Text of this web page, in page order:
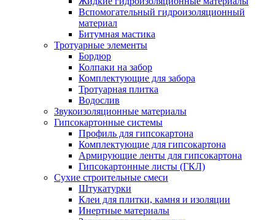
Вспомогательный гидроизоляционный
материал
Битумная мастика
Тротуарные элементы
Бордюр
Колпаки на забор
Комплектующие для забора
Тротуарная плитка
Водослив
Звукоизоляционные материалы
Гипсокартонные системы
Профиль для гипсокартона
Комплектующие для гипсокартона
Армирующие ленты для гипсокартона
Гипсокартонные листы (ГКЛ)
Сухие строительные смеси
Штукатурки
Клеи для плитки, камня и изоляции
Инертные материалы